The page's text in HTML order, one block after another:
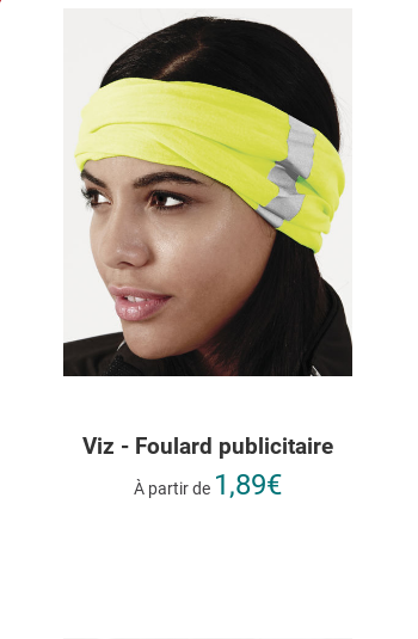
Viz - Foulard publicitaire
À partir de 1,89€